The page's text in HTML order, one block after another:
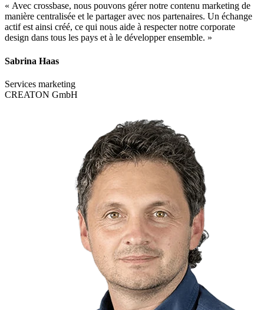
« Avec crossbase, nous pouvons gérer notre contenu marketing de
manière centralisée et le partager avec nos partenaires. Un échange
actif est ainsi créé, ce qui nous aide à respecter notre corporate
design dans tous les pays et à le développer ensemble. »
Sabrina Haas
Services marketing
CREATON GmbH